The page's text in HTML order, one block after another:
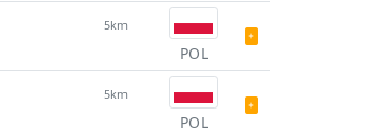
5km
POL
5km
POL